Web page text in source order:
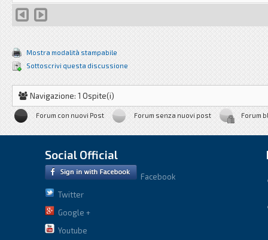
Mostra modalità stampabile
Sottoscrivi questa discussione
Navigazione: 1 Ospite(i)
Forum con nuovi Post Forum senza nuovi post Forum
Social Official
Facebook
Twitter
Google +
Youtube